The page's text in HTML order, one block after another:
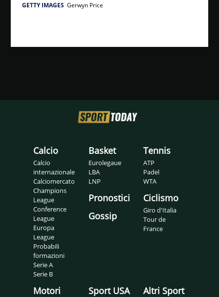
GETTY IMAGES Gerwyn Price
Calcio
Calcio
internazionale
Calciomercato
Champions
League
Conference
League
Europa
League
Probabili
formazioni
Serie A
Serie B
Basket
Eurolegaue
LBA
LNP
Pronostici
Gossip
Tennis
ATP
Padel
WTA
Ciclismo
Giro d'Italia
Tour de
France
Motori Sport USA Altri Sport